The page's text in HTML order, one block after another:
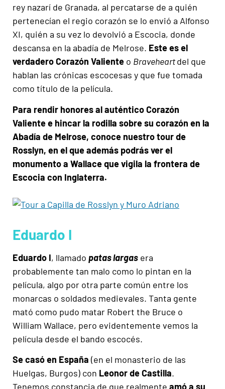
rey nazarí de Granada, al percatarse de a quién
pertenecían el regio corazón se lo envió a Alfonso
XI, quién a su vez lo devolvió a Escocia, donde
descansa en la abadía de Melrose. Este es el
verdadero Corazón Valiente o Braveheartdel que
hablan las crónicas escocesas y que fue tomada
como título de la película.
Para rendir honores al auténtico Corazón
Valiente e hincar la rodilla sobre su corazón en la
Abadía de Melrose, conoce nuestro tour de
Rosslyn, en el que además podrás ver el
monumento a Wallace que vigila la frontera de
Escocia con Inglaterra.
Eduardo I
Eduardo I, llamado patas largas era
probablemente tan malo como lo pintan en la
película, algo por otra parte común entre los
monarcas o soldados medievales. Tanta gente
mató como pudo matar Robert the Bruce o
William Wallace, pero evidentemente vemos la
película desde el bando escocés.
Se casó en España (en el monasterio de las
Huelgas, Burgos) con Leonor de Castilla.
Tenemos constancia de que realmente amó a su